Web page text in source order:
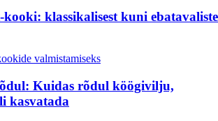
klassikalisest kuni ebatavaliste
valmistamiseks
Kuidas rõdul köögivilju,
kasvatada